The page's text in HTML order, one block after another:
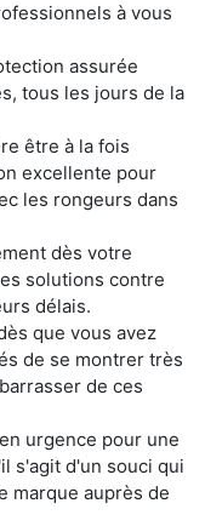
à vous
assurée
tous les jours de la
être à la fois
excellente pour
les rongeurs dans
dès votre
solutions contre
délais.
que vous avez
de se montrer très
de ces
urgence pour une
s'agit d'un souci qui
marque auprès de